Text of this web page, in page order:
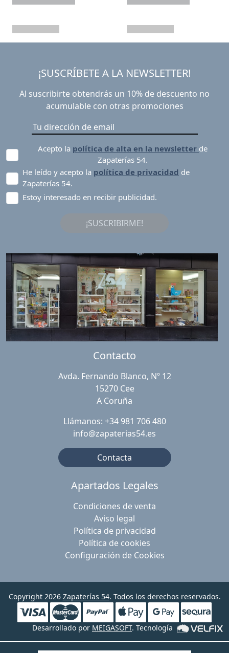
¡SUSCRÍBETE A LA NEWSLETTER!
Al suscribirte obtendrás un 10% de descuento no
acumulable con otras promociones
Acepto la política de alta en la newsletter de
Zapaterías 54.
He leído y acepto la política de privacidad de
Zapaterías 54.
Estoy interesado en recibir publicidad.
¡SUSCRIBIRME!
Contacto
Avda. Fernando Blanco, Nº 12
15270 Cee
A Coruña
Llámanos: +34 981 706 480
info@zapaterias54.es
Contacta
Apartados Legales
Condiciones de venta
Aviso legal
Política de privacidad
Política de cookies
Configuración de Cookies
Copyright 2026 Zapaterías 54. Todos los derechos reservados.
Desarrollado por MEIGASOFT. Tecnología